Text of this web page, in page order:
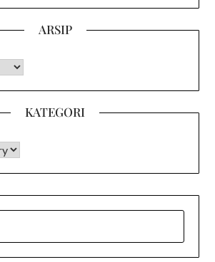
ARSIP
KATEGORI